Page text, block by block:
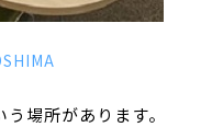
場所があります。